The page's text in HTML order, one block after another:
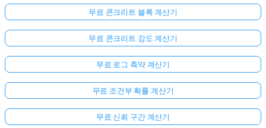
무료 콘크리트 블록 계산기
무료 콘크리트 강도 계산기
무료 로그 축약 계산기
무료 조건부 확률 계산기
무료 신뢰 구간 계산기